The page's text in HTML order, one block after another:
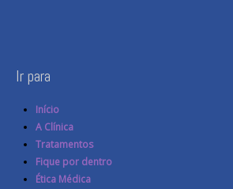
Ir para
Início
A Clínica
Tratamentos
Fique por dentro
Ética Médica